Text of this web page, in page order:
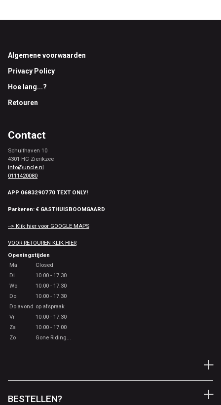
Footer
Algemene voorwaarden
Privacy Policy
Hoe lang...?
Retouren
Contact
Schuithaven 10
4301 HC Zierikzee
info@uncle.nl
0111420080
APP 0683290770 TEXT ONLY!
Parkeren: € GASTHUISBOOMGAARD
--> Klik hier voor GOOGLE MAPS
VOOR RETOUREN KLIK HIER
Openingstijden
Ma
Closed
Di
10.00 - 17.30
Wo
10.00 - 17.30
Do
10.00 - 17.30
Do avond op afspraak
Vr
10.00 - 17.30
Za
10.00 - 17.00
Zo
Gone Riding...
BESTELLEN?